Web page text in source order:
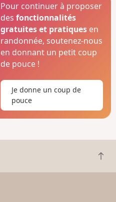
Pour continuer à proposer
desfonctionnalités
gratuites et pratiques en
randonnée, soutenez-nous
en donnant un petit coup
de pouce !
Je donne un coup de
pouce
R
e